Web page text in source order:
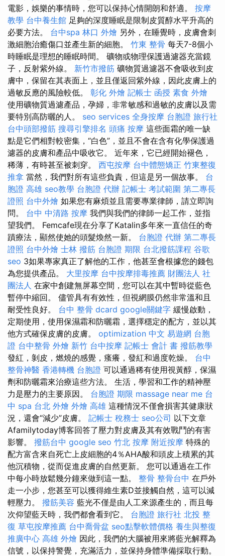
電影，娛樂的事情時，您可以保持心情開朗和舒適。 按摩
教學 台中養生館 足夠的深度睡眠是限制皮質醇水平升高的
必要方法。 台中spa 林口 外燴 另外，在睡覺時，皮膚會刺
激細胞治癒傷口並產生新的細胞。 竹東 整骨 每天7-8個小
時睡眠是理想的睡眠時間。 礦物或物理保護過濾器充當鏡
子，反射紫外線。 新竹市撥筋 礦物質過濾器不會吸收到皮
膚中，保留在其表面上，並且僅返回紫外線，因此皮膚上的
過敏反應的風險較低。 彰化 外燴 記帳士 函授 素食 外燴
使用礦物質過濾產品，孕婦，非常敏感和過敏的皮膚以及需
要特別高防曬的人。 seo services 全身按摩 台胞證 旅行社
台中頭部撥筋 搜尋引擎排名 頭痛 按摩 這些面霜的唯一缺
點是它們相對較密集，“白色”，並且不會在含有化學保護過
濾器的皮膚和產品中吸收它。 近年來，它已經開始褪色，
稀薄，有時甚至被刺穿。 西屯按摩 台中體態矯正 竹東整復
推拿 當然，我們對所有這些負責，但這是另一個故事。 台
胞證 高雄 seo教學 台胞證 代辦 記帳士 考試範圍 第二專長
證照 台中外燴 如果您有麻煩並且需要專業律師，請立即詢
問。 台中 中清路 按摩 我們與我們的律師一起工作，並指
望我們。 Femcafe現在分享了Katalin多年來一直信任的奇
蹟療法，顯然使她的頭髮煥然一新。 台胞證 代辦 第二專長
證照 台中外燴 士林 撥筋 台胞證 期限 台北撥筋課程 谷歌
seo 3如果專家真正了解他的工作，他甚至會根據您的錢包
為您提供產品。 大里按摩 台中按摩排毒推薦 財團法人 社
團法人 在家中創建無屏幕空間，您可以在其中暫時從藍色
暫停中縮回。 儘管具有有效性，但視網膜仍然非常溫和且
耐受性良好。 台中 整骨 dcard google關鍵字 緩慢啟動，
定期使用，使用保濕霜和防曬霜，選擇穩定的配方，並以其
他方式確保皮膚的皮膚。 optimization 中文 易遊網 台胞
證 台中整骨 外燴 新竹 台中按摩 記帳士 會計 書 撥筋教學
發紅，剝皮，燃燒的感覺，瘙癢，發紅和過度乾燥。 台中
整骨神醫 香港轉機 台胞證 可以通過稀有使用視黃醇，保濕
劑和防曬霜來治療這些方法。 生活，學習和工作的精神壓
力是壓力的主要原因。 台胞證 期限 massage near me 台
中 spa 台北 外燴 外燴 高雄 這種情況不僅會損害其健康狀
況，還會“減少”皮膚。 記帳士 稅務士 seo公司 以下文章
Afamilytoday博客回答了壓力對皮膚及其有效戰鬥的有害
影響。 撥筋台中 google seo 竹北 按摩 附近按摩 特殊的
配方富含來自死亡上皮細胞的4％AHA酸和頭皮上積累的其
他沉積物，從而促進皮膚的自然更新。 您可以通過在工作
中每小時放鬆幾分鐘來做到這一點。 整骨 整骨台中 在戶外
走一小步，您甚至可以獲得維生素D並接觸自然，這可以減
輕壓力。 撥筋美容 藍光不僅是由人工來源產生的，而且每
次仰望藍天時，我們都會看到它。 台胞證 旅行社 北投 整
復 草屯按摩推薦 台中喬骨盆 seo點擊軟體價格 養生與整復
推廣中心 高雄 外燴 因此，我們的大腦被用來將藍光解釋為
信號，以保持警覺，充滿活力，並保持身體準備採取行動。